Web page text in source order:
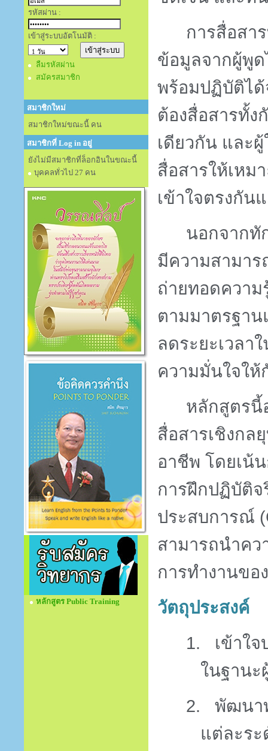
รหัสผ่าน :
เข้าสู่ระบบอัตโนมัติ :
ลืมรหัสผ่าน
สมัครสมาชิก
สมาชิกใหม่
สมาชิกใหม่ขณะนี้ คน
สมาชิกที่ Log in อยู่
ยังไม่มีสมาชิกที่ล็อกอินในขณะนี้
บุคคลทั่วไป 27 คน
หลักสูตร Public Training
การสื่อสา
ข้อมูลจากผู้พูด
พร้อมปฏิบัติไ
ต้องสื่อสารทั้ง
เดียวกัน และ
สื่อสารให้เหม
เข้าใจตรงกัน
นอกจากทั
มีความสามาร
ถ่ายทอดความ
ตามมาตรฐา
ลดระยะเวลา
ความมั่นใจใ
หลักสูตรนี้
สื่อสารเชิงกล
อาชีพ โดยเน้
การฝึกปฏิบัติจ
ประสบการณ์ (
สามารถนำค
การทำงานขอ
วัตถุประสงค์
1.
เข้าใ
ในฐานะ
2.
พัฒนา
แต่ละระ